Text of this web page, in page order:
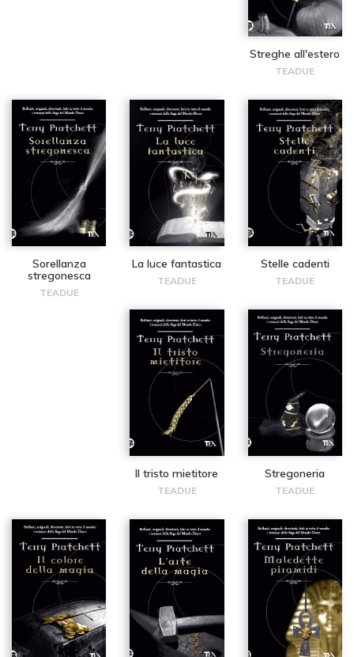
Streghe all'estero
TEADUE
Sorellanza
stregonesca
TEADUE
La luce fantastica
TEADUE
Stelle cadenti
TEADUE
Il tristo mietitore
TEADUE
Stregoneria
TEADUE